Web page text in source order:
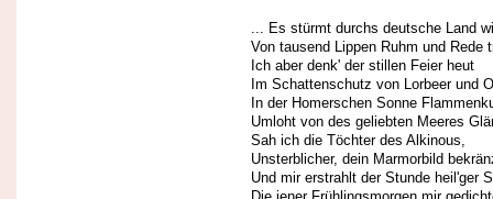
... Es stürmt durchs deutsche Land
Von tausend Lippen Ruhm und Rede
Ich aber denk' der stillen Feier heut
Im Schattenschutz von Lorbeer und
In der Homerschen Sonne
Umloht von des geliebten Meeres
Sah ich die Töchter des Alkinous,
Unsterblicher, dein Marmorbild
Und mir erstrahlt der Stunde heil'ger